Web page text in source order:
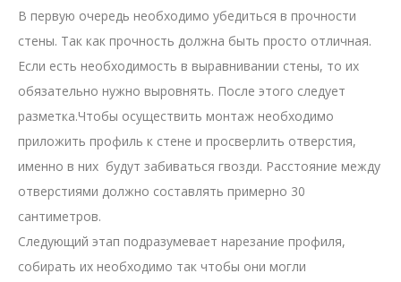
В первую очередь необходимо убедиться в прочности
стены. Так как прочность должна быть просто отличная.
Если есть необходимость в выравнивании стены, то их
обязательно нужно выровнять. После этого следует
разметка.Чтобы осуществить монтаж необходимо
приложить профиль к стене и просверлить отверстия,
именно в них будут забиваться гвозди. Расстояние между
отверстиями должно составлять примерно 30
сантиметров.
Следующий этап подразумевает нарезание профиля,
собирать их необходимо так чтобы они могли